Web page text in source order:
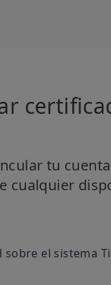
tu
cualquier
el sistema